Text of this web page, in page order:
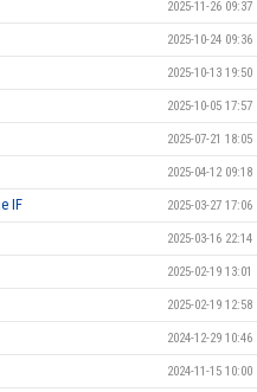
2025-11-26 09:37
2025-10-24 09:36
2025-10-13 19:50
2025-10-05 17:57
2025-07-21 18:05
2025-04-12 09:18
IF 2025-03-27 17:06
2025-03-16 22:14
2025-02-19 13:01
2025-02-19 12:58
2024-12-29 10:46
2024-11-15 10:00